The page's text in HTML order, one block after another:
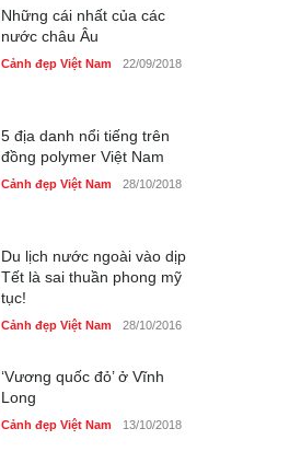
Những cái nhất của các
nước châu Âu
Cảnh đẹp Việt Nam 22/09/2018
5 địa danh nổi tiếng trên
đồng polymer Việt Nam
Cảnh đẹp Việt Nam 28/10/2018
Du lịch nước ngoài vào dịp
Tết là sai thuần phong mỹ
tục!
Cảnh đẹp Việt Nam 28/10/2016
‘Vương quốc đỏ’ ở Vĩnh
Long
Cảnh đẹp Việt Nam 13/10/2018